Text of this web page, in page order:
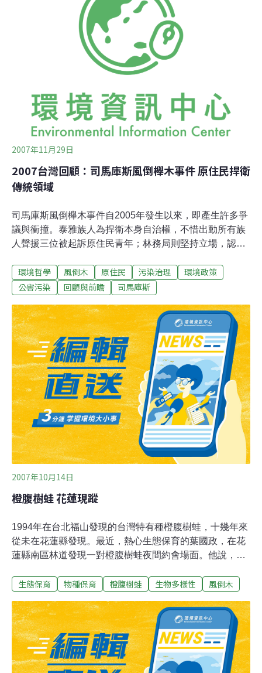
斯部落族人余榮明（Amin）等三人發現一株因颱風倒塌的
櫸木殘枝，經過部落會議決議後，將其帶回部落作為美化
環境、雕刻、造 景之用，此事後來被林務局以竊盜罪告
發。新竹地方法院於2007年判決3位被告6個月有期徒刑，
易科罰金各16萬元，緩刑二年。高等法院二審依然判決有
年。司馬庫斯部落族人對判決不服
2007年11月29日
2007台灣回顧：司馬庫斯風倒櫸木事件 原住民捍衛
傳統領域
司馬庫斯風倒櫸木事件自2005年發生以來，即產生許多爭
議與衝撞。泰雅族人為捍衛本身自治權，不惜出動所有族
人聲援三位被起訴原住民青年；林務局則堅持立場，認為
律攻防戰撼動了2002年推出的「新夥伴關係協定」，讓人
質疑政府沒有誠意讓原住民族享有自治、自然主權之權
治口號的虛無與相關法律的欠缺。 3位被逮捕並判刑的司
馬庫斯部落青年，是經由司馬庫斯部落會議決議，到山上
撿拾風倒櫸木的「殘枝」以作為部落意向之用，非用以出
售牟利。然而在被逮捕之後，新竹地方法院於2007年4月
18日判決3位被告6個月有期徒刑，易科罰金各16萬元，緩
刑2年。此判決引發司馬庫斯部落強烈不滿， 於當月24日
集結近50人到林務局抗議並遞交陳情書。司馬庫斯部落長
老在抗議現場以泰雅語說：「部落已經做出決議，假如3
個人都坐牢，所有部落的人都
環境哲學 風倒木 原住民 污染治理
環境政策
公害污染
回顧與前瞻 司馬庫斯
2007年10月14日
橙腹樹蛙 花蓮現蹤
1994年在台北福山發現的台灣特有種橙腹樹蛙，十幾年來
從未在花蓮縣發現。最近，熱心生態保育的葉國政，在花
蓮縣南區林道發現一對橙腹樹蛙夜間約會場面。他說，他
是件喜事，代表生態環境優良，自然資源豐富。葉國政
林、有風倒木，而風倒木又要在未完全朽腐，且有樹洞、
積水的情況下，橙腹樹蛙才能產卵、孵化。葉國政擔心橙
腹樹蛙生態環境遭到騷擾，不願公開這條林道名稱。他
說，希望林管處能委請學者進行調查並加強保護，未來在
這條林道內的任何作業，都應該考量橙腹樹蛙的棲地問
生態保育 物種保育 橙腹樹蛙 生物多樣性 風倒木